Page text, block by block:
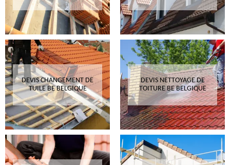
DEVIS CHANGEMENT DE
TUILE BE BELGIQUE
DEVIS NETTOYAGE DE
TOITURE BE BELGIQUE